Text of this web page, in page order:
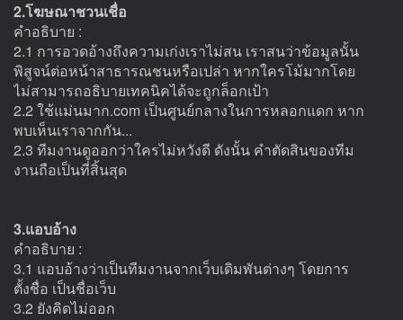
2.โฆษณาชวนเชื่อ
คำอธิบาย :
2.1 การอวดอ้างถึงความเก่งเราไม่สน เราสนว่าข้อมูลนั้น
พิสูจน์ต่อหน้าสาธารณชนหรือเปล่า หากใครโม้มากโดย
ไม่สามารถอธิบายเทคนิคได้จะถูกล็อกเป้า
2.2 ใช้แม่นมาก.com เป็นศูนย์กลางในการหลอกแดก หาก
พบเห็นเราจากกัน...
2.3 ทีมงานดูออกว่าใครไม่หวังดี ดังนั้น คำตัดสินของทีม
งานถือเป็นที่สิ้นสุด
3.แอบอ้าง
คำอธิบาย :
3.1 แอบอ้างว่าเป็นทีมงานจากเว็บเดิมพันต่างๆ โดยการ
ตั้งชื่อ เป็นชื่อเว็บ
3.2 ยังคิดไม่ออก